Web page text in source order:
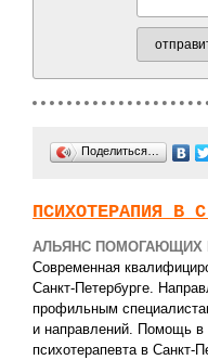
Поделиться…
ПСИХОТЕРАПИЯ В
АЛЬЯНС ПОМОГАЮЩИХ
Современная
Санкт-Петербурге.
профильным
и направлений. Помощь в
психотерапевта в Санкт-